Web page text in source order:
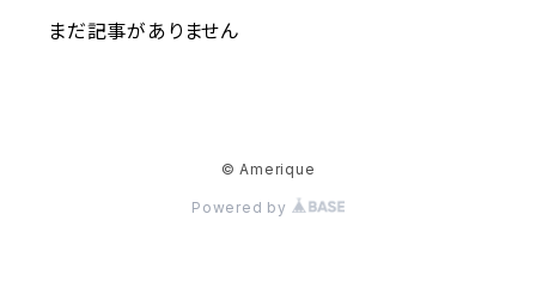
まだ記事がありません
© Amerique
Powered by